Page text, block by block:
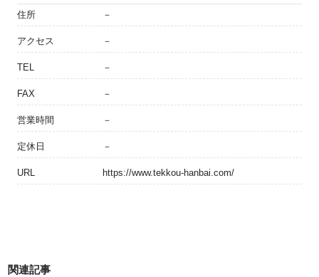
住所 －
アクセス －
TEL －
FAX －
営業時間 －
定休日 －
URL https://www.tekkou-hanbai.com/
関連記事